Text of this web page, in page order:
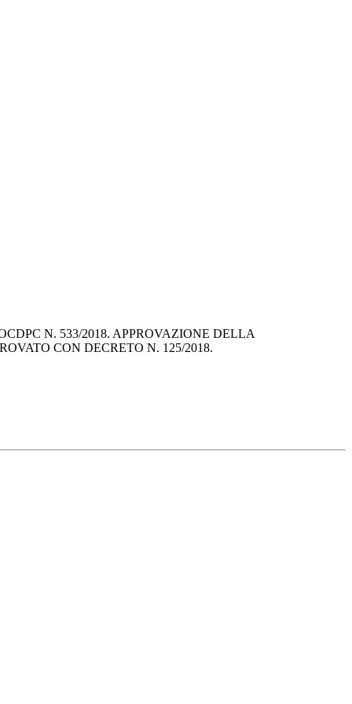
N. 533/2018. APPROVAZIONE DELLA
CON DECRETO N. 125/2018.